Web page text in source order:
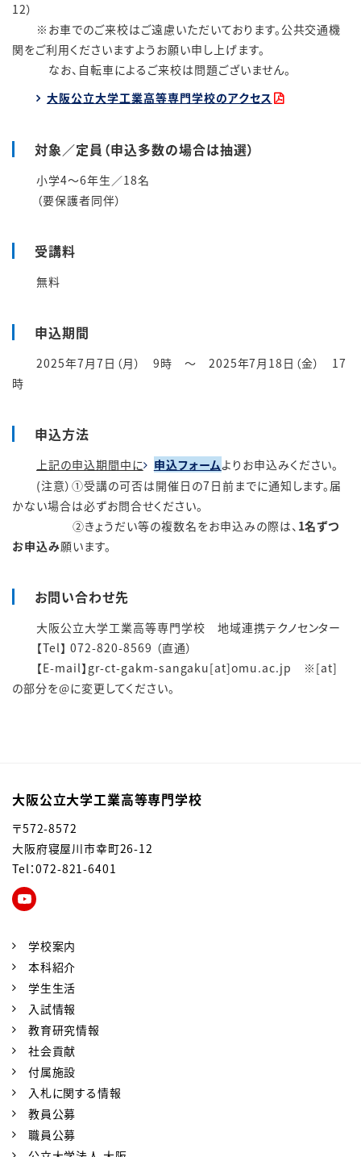
12）
※お車でのご来校はご遠慮いただいております。公共交通機
関をご利用くださいますようお願い申し上げます。
なお、自転車によるご来校は問題ございません。
大阪公立大学工業高等専門学校のアクセス
対象／定員（申込多数の場合は抽選）
小学4～6年生 ／18名
（要保護者同伴）
受講料
無料
申込期間
2025年7月7日（月） 9時 ～ 2025年7月18日（金） 17
時
申込方法
上記の申込期間中に 申込フォームよりお申込みください。
(注意）①受講の可否は開催日の7日前までに通知します。届
かない場合は必ずお問合せください。
②きょうだい等の複数名をお申込みの際は、 1名ずつ
お申込み願います。
お問い合わせ先
大阪公立大学工業高等専門学校 地域連携テクノセンター
【Tel】 072-820-8569 （直通）
【E-mail】gr-ct-gakm-sangaku[at]omu.ac.jp ※[at]
の部分を@に変更してください。
大阪公立大学工業高等専門学校
〒572-8572
大阪府寝屋川市幸町26-12
Tel：072-821-6401
学校案内
本科紹介
学生生活
入試情報
教育研究情報
社会貢献
付属施設
入札に関する情報
教員公募
職員公募